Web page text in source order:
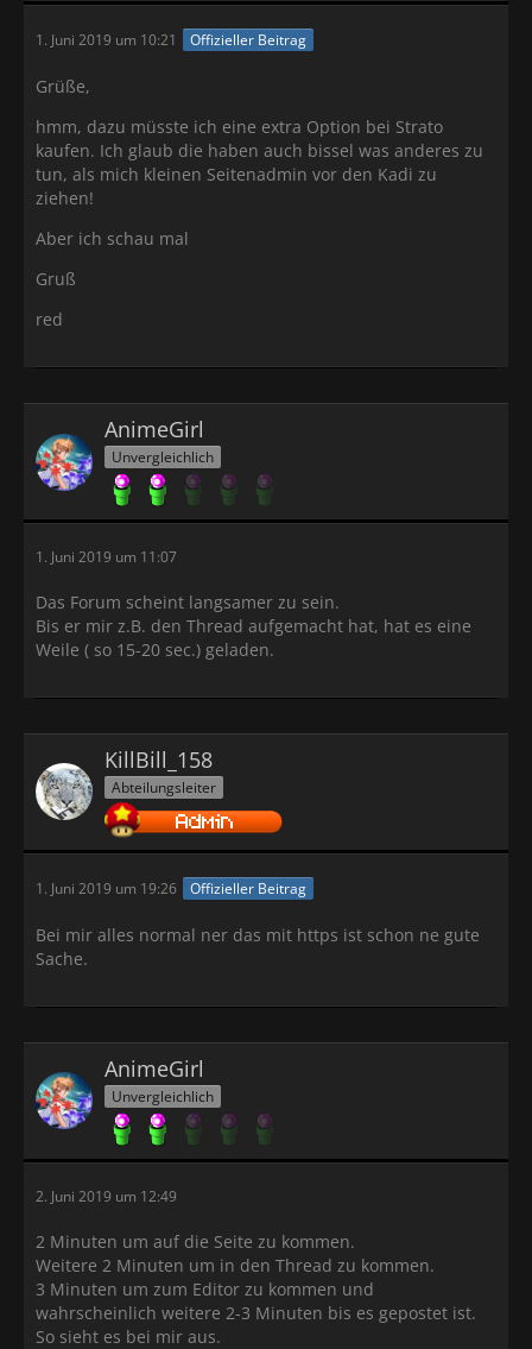
1. Juni 2019 um 10:21 Offizieller Beitrag
Grüße,
hmm, dazu müsste ich eine extra Option bei Strato
kaufen. Ich glaub die haben auch bissel was anderes zu
tun, als mich kleinen Seitenadmin vor den Kadi zu
ziehen!
Aber ich schau mal
Gruß
red
AnimeGirl
Unvergleichlich
1. Juni 2019 um 11:07
Das Forum scheint langsamer zu sein.
Bis er mir z.B. den Thread aufgemacht hat, hat es eine
Weile ( so 15-20 sec.) geladen.
KillBill_158
Abteilungsleiter
1. Juni 2019 um 19:26 Offizieller Beitrag
Bei mir alles normal ner das mit https ist schon ne gute
Sache.
AnimeGirl
Unvergleichlich
2. Juni 2019 um 12:49
2 Minuten um auf die Seite zu kommen.
Weitere 2 Minuten um in den Thread zu kommen.
3 Minuten um zum Editor zu kommen und
wahrscheinlich weitere 2-3 Minuten bis es gepostet ist.
So sieht es bei mir aus.